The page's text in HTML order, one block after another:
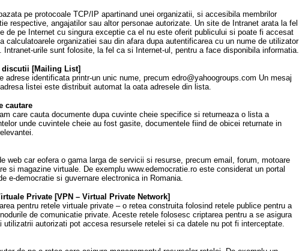
pe protocoale TCP/IP apartinand unei organizatii, si accesibila membrilor
respective, angajatilor sau altor personae autorizate. Un site de Intranet arata la fel
de pe Internet cu singura exceptie ca el nu este oferit publicului si poate fi accesat
calculatoarele organizatiei sau din afara dupa autentificarea cu un nume de utilizator
Intranet-urile sunt folosite, la fel ca si Internet-ul, pentru a face disponibila informatia.
discutii [Mailing List]
adrese identificata printr-un unic nume, precum edro@yahoogroups.com Un mesaj
listei este distribuit automat la oata adresele din lista.
cautare
care cauta documente dupa cuvinte cheie specifice si returneaza o lista a
unde cuvintele cheie au fost gasite, documentele fiind de obicei returnate in
web car eofera o gama larga de servicii si resurse, precum email, forum, motoare
si magazine virtuale. De exemplu www.edemocratie.ro este considerat un portal
e-democratie si guvernare electronica in Romania.
Private [VPN – Virtual Private Network]
pentru retele virtuale private – o retea construita folosind retele publice pentru a
de comunicatie private. Aceste retele folosesc criptarea pentru a se asigura
utilizatrii autorizati pot accesa resursele retelei si ca datele nu pot fi interceptate.